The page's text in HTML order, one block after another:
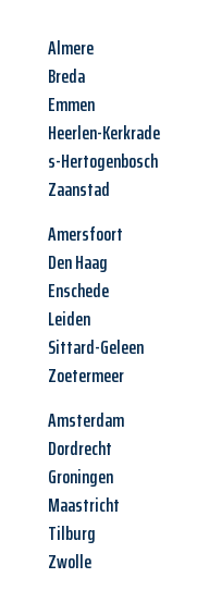
Almere
Breda
Emmen
Heerlen-Kerkrade
s-Hertogenbosch
Zaanstad
Amersfoort
Den Haag
Enschede
Leiden
Sittard-Geleen
Zoetermeer
Amsterdam
Dordrecht
Groningen
Maastricht
Tilburg
Zwolle